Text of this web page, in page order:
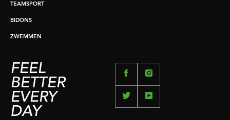
TEAMSPORT
BIDONS
ZWEMMEN
FEEL
BETTER
EVERY
DAY